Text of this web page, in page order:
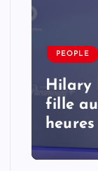
PEOPLE
Hilary
fille